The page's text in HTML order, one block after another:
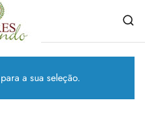
a sua seleção.